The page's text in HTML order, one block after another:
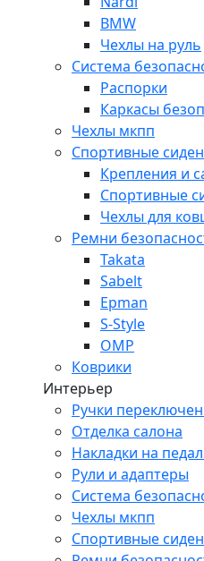
BMW
Чехлы на руль
Система
Распорки
Каркасы
Чехлы мкпп
Спортивные
Крепления и
Спортивные
Чехлы для
Ремни
Takata
Sabelt
Epman
S-Style
OMP
Коврики
Интерьер
Ручки
Отделка салона
Накладки на
Рули и адаптеры
Система
Чехлы мкпп
Спортивные